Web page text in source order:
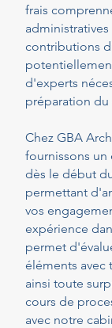
frais
contributions
d'experts
préparation du
Chez GBA
fournissons un
dès le début
permettant
vos
expérience
permet
éléments avec
ainsi toute
cours de
avec notre